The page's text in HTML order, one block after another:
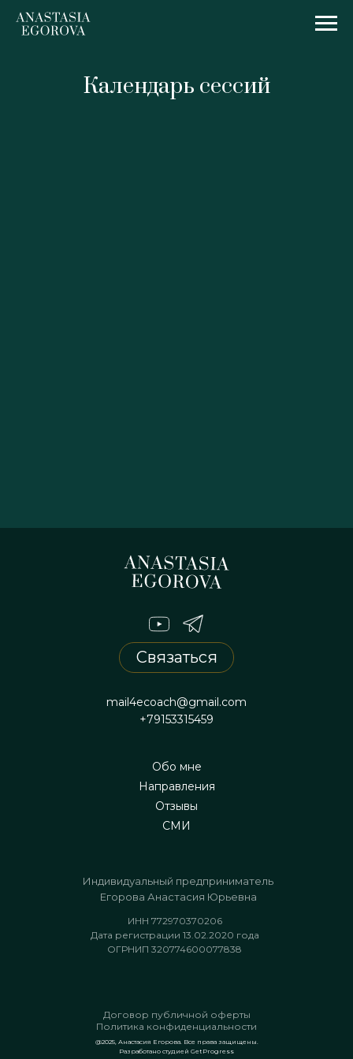
Календарь сессий
@2025, Анастасия Егорова. Все права защищены.
Разработано студией GetProgress
Обо мне
Направления
Отзывы
CМИ
Договор публичной оферты
Связаться
mail4ecoach@gmail.com
Индивидуальный предприниматель
Егорова Анастасия Юрьевна
ИНН 772970370206
Дата регистрации 13.02.2020 года
ОГРНИП 320774600077838
+79153315459
Политика конфиденциальности